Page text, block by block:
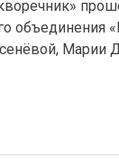
объединения
Марии